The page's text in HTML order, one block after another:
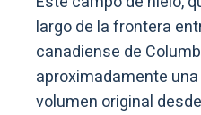
largo de la frontera
canadiense de
aproximadamente
volumen original